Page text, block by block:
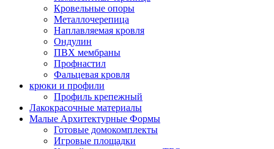
Кровельные опоры
Металлочерепица
Наплавляемая кровля
Ондулин
ПВХ мембраны
Профнастил
Фальцевая кровля
крюки и профили
Профиль крепежный
Лакокрасочные материалы
Малые Архитектурные Формы
Готовые домокомплекты
Игровые площадки